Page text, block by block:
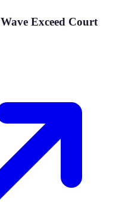
Exceed Court